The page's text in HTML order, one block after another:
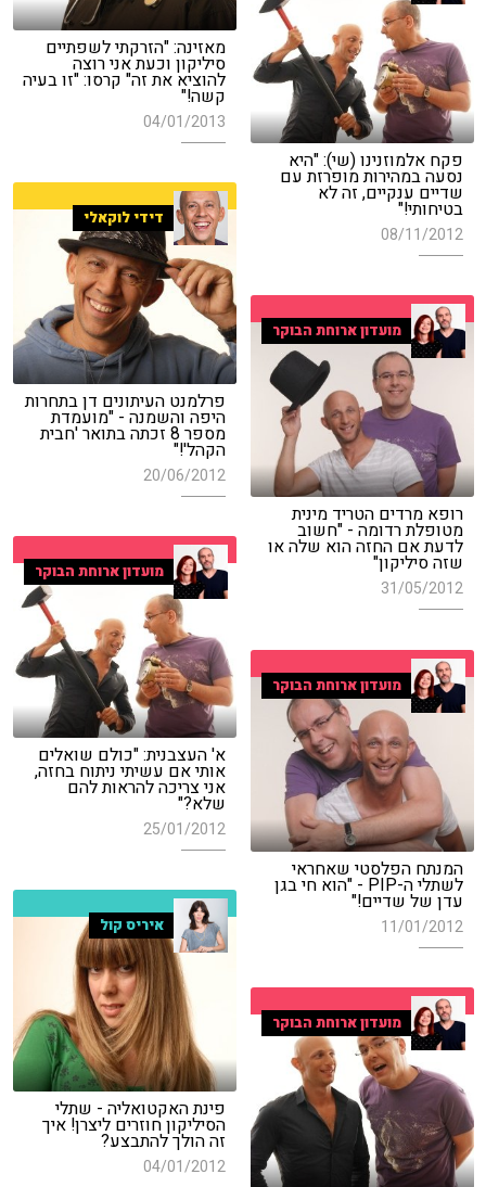
מאזינה: "הזרקתי לשפתיים
סיליקון וכעת אני רוצה
להוציא את זה" קרסו: "זו בעיה
קשה!"
04/01/2013
פקח אלמוזנינו (שי): "היא
נסעה במהירות מופרזת עם
שדיים ענקיים, זה לא
בטיחותי!"
08/11/2012
דידי לוקאלי
פרלמנט העיתונים דן בתחרות
היפה והשמנה - "מועמדת
מספר 8 זכתה בתואר 'חבית
הקהל'!"
20/06/2012
מועדון ארוחת הבוקר
רופא מרדים הטריד מינית
מטופלת רדומה - "חשוב
לדעת אם החזה הוא שלה או
שזה סיליקון"
31/05/2012
מועדון ארוחת הבוקר
א' העצבנית: "כולם שואלים
אותי אם עשיתי ניתוח בחזה,
אני צריכה להראות להם
שלא?"
25/01/2012
מועדון ארוחת הבוקר
המנתח הפלסטי שאחראי
לשתלי ה-PIP - "הוא חי בגן
עדן של שדיים!"
11/01/2012 איריס קול
פינת האקטואליה - שתלי
הסיליקון חוזרים ליצרן! איך
זה הולך להתבצע?
04/01/2012
מועדון ארוחת הבוקר